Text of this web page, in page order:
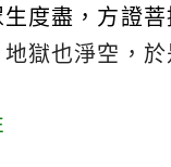
度盡，方證菩
獄也淨空，